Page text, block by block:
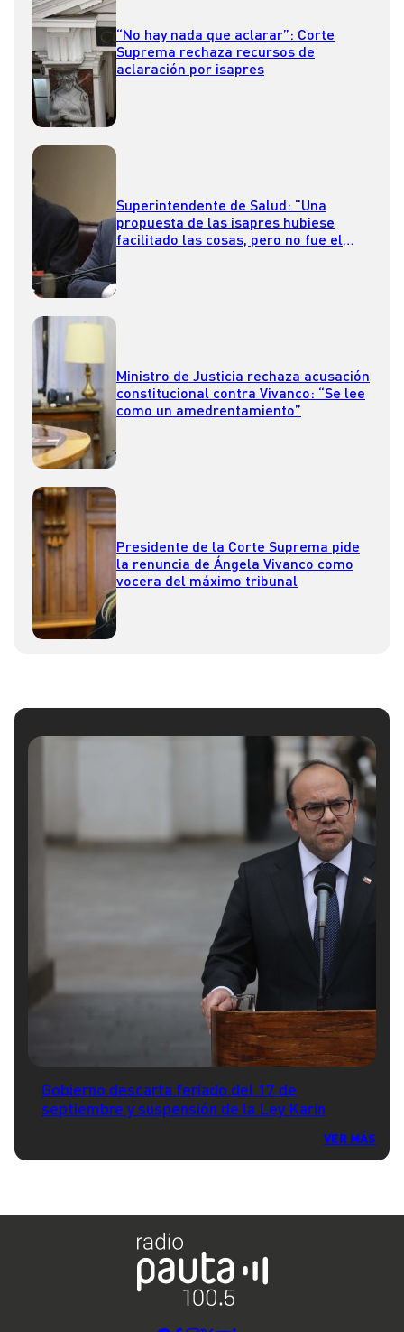
“No hay nada que aclarar”: Corte
Suprema rechaza recursos de
aclaración por isapres
Superintendente de Salud: “Una
propuesta de las isapres hubiese
facilitado las cosas, pero no fue el
Ministro de Justicia rechaza acusación
constitucional contra Vivanco: “Se lee
como un amedrentamiento”
Presidente de la Corte Suprema pide
la renuncia de Ángela Vivanco como
vocera del máximo tribunal
Gobierno descarta feriado del 17 de
septiembre y suspensión de la Ley Karin
VER MÁS